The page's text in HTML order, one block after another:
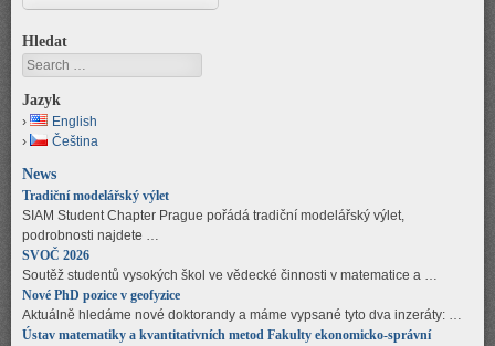
Hledat
Search
Jazyk
English
Čeština
News
Tradiční modelářský výlet
SIAM Student Chapter Prague pořádá tradiční modelářský výlet,
podrobnosti najdete …
SVOČ 2026
Soutěž studentů vysokých škol ve vědecké činnosti v matematice a …
Nové PhD pozice v geofyzice
Aktuálně hledáme nové doktorandy a máme vypsané tyto dva inzeráty: …
Ústav matematiky a kvantitativních metod Fakulty ekonomicko-správní